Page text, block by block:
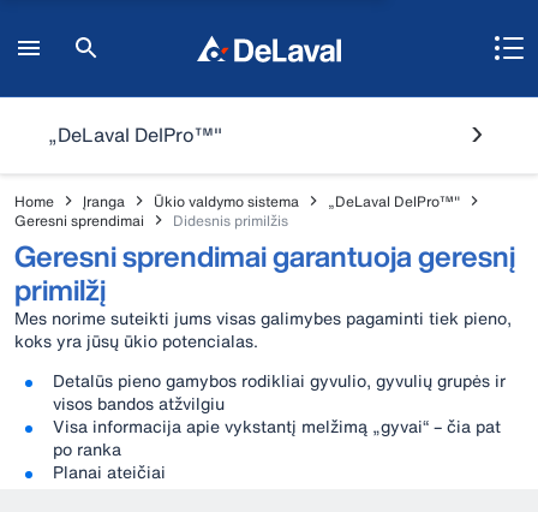
„DeLaval DelPro™"
Home Įranga Ūkio valdymo sistema
„DeLaval DelPro™"
Geresni sprendimai
Didesnis primilžis
Geresni sprendimai garantuoja geresnį
primilžį
Mes norime suteikti jums visas galimybes pagaminti tiek pieno,
koks yra jūsų ūkio potencialas.
Detalūs pieno gamybos rodikliai gyvulio, gyvulių grupės ir
visos bandos atžvilgiu
Visa informacija apie vykstantį melžimą „gyvai“ – čia pat
po ranka
Planai ateičiai